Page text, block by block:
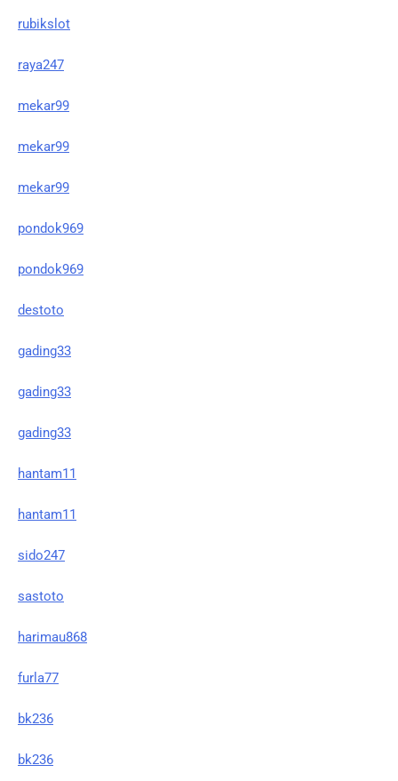
rubikslot
raya247
mekar99
mekar99
mekar99
pondok969
pondok969
destoto
gading33
gading33
gading33
hantam11
hantam11
sido247
sastoto
harimau868
furla77
bk236
bk236